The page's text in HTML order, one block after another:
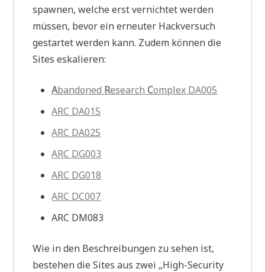
spawnen, welche erst vernichtet werden
müssen, bevor ein erneuter Hackversuch
gestartet werden kann. Zudem können die
Sites eskalieren:
Abandoned ResearchComplex DA005
ARC DA015
ARC DA025
ARC DG003
ARC DG018
ARC DC007
ARC DM083
Wie in den Beschreibungen zu sehen ist,
bestehen die Sites aus zwei „High-Security